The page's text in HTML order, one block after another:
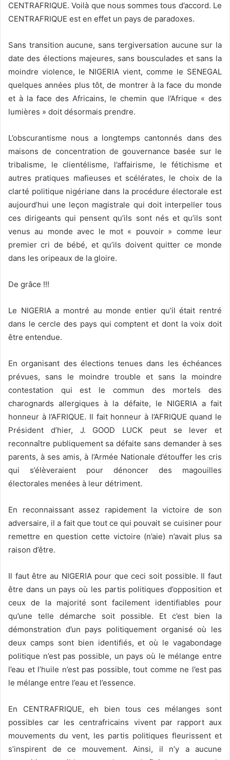
CENTRAFRIQUE. Voilà que nous sommes tous d’accord. Le
CENTRAFRIQUE est en effet un pays de paradoxes.
Sans transition aucune, sans tergiversation aucune sur la
date des élections majeures, sans bousculades et sans la
moindre violence, le NIGERIA vient, comme le SENEGAL
quelques années plus tôt, de montrer à la face du monde
et à la face des Africains, le chemin que l’Afrique « des
lumières » doit désormais prendre.
L’obscurantisme nous a longtemps cantonnés dans des
maisons de concentration de gouvernance basée sur le
tribalisme, le clientélisme, l’affairisme, le fétichisme et
autres pratiques mafieuses et scélérates, le choix de la
clarté politique nigériane dans la procédure électorale est
aujourd’hui une leçon magistrale qui doit interpeller tous
ces dirigeants qui pensent qu’ils sont nés et qu’ils sont
venus au monde avec le mot « pouvoir » comme leur
premier cri de bébé, et qu’ils doivent quitter ce monde
dans les oripeaux de la gloire.
De grâce !!!
Le NIGERIA a montré au monde entier qu’il était rentré
dans le cercle des pays qui comptent et dont la voix doit
être entendue.
En organisant des élections tenues dans les échéances
prévues, sans le moindre trouble et sans la moindre
contestation qui est le commun des mortels des
charognards allergiques à la défaite, le NIGERIA a fait
honneur à l’AFRIQUE. Il fait honneur à l’AFRIQUE quand le
Président d’hier, J. GOOD LUCK peut se lever et
reconnaître publiquement sa défaite sans demander à ses
parents, à ses amis, à l’Armée Nationale d’étouffer les cris
qui s’élèveraient pour dénoncer des magouilles
électorales menées à leur détriment.
En reconnaissant assez rapidement la victoire de son
adversaire, il a fait que tout ce qui pouvait se cuisiner pour
remettre en question cette victoire (n’aie) n’avait plus sa
raison d’être.
Il faut être au NIGERIA pour que ceci soit possible. Il faut
être dans un pays où les partis politiques d’opposition et
ceux de la majorité sont facilement identifiables pour
qu’une telle démarche soit possible. Et c’est bien la
démonstration d’un pays politiquement organisé où les
deux camps sont bien identifiés, et où le vagabondage
politique n’est pas possible, un pays où le mélange entre
l’eau et l’huile n’est pas possible, tout comme ne l’est pas
le mélange entre l’eau et l’essence.
En CENTRAFRIQUE, eh bien tous ces mélanges sont
possibles car les centrafricains vivent par rapport aux
mouvements du vent, les partis politiques fleurissent et
s’inspirent de ce mouvement. Ainsi, il n’y a aucune